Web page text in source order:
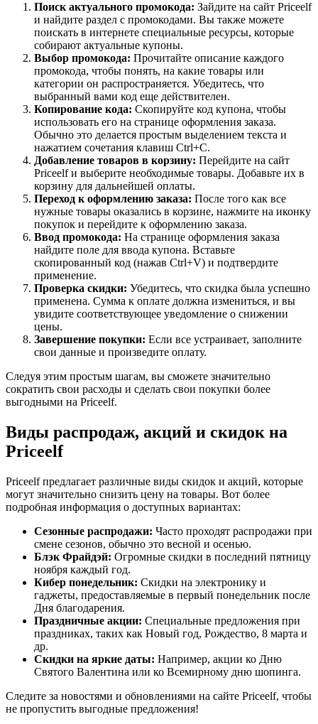
Поиск актуального промокода: Зайдите на сайт Priceelf
и найдите раздел с промокодами. Вы также можете
поискать в интернете специальные ресурсы, которые
собирают актуальные купоны.
Выбор промокода: Прочитайте описание каждого
промокода, чтобы понять, на какие товары или
категории он распространяется. Убедитесь, что
выбранный вами код еще действителен.
Копирование кода: Скопируйте код купона, чтобы
использовать его на странице оформления заказа.
Обычно это делается простым выделением текста и
нажатием сочетания клавиш Ctrl+C.
Добавление товаров в корзину: Перейдите на сайт
Priceelf и выберите необходимые товары. Добавьте их в
корзину для дальнейшей оплаты.
Переход к оформлению заказа: После того как все
нужные товары оказались в корзине, нажмите на иконку
покупок и перейдите к оформлению заказа.
Ввод промокода: На странице оформления заказа
найдите поле для ввода купона. Вставьте
скопированный код (нажав Ctrl+V) и подтвердите
применение.
Проверка скидки: Убедитесь, что скидка была успешно
применена. Сумма к оплате должна измениться, и вы
увидите соответствующее уведомление о снижении
цены.
Завершение покупки: Если все устраивает, заполните
свои данные и произведите оплату.
Следуя этим простым шагам, вы сможете значительно
сократить свои расходы и сделать свои покупки более
выгодными на Priceelf.
Виды распродаж, акций и скидок на
Priceelf
Priceelf предлагает различные виды скидок и акций, которые
могут значительно снизить цену на товары. Вот более
подробная информация о доступных вариантах:
Сезонные распродажи: Часто проходят распродажи при
смене сезонов, обычно это весной и осенью.
Блэк Фрайдэй: Огромные скидки в последний пятницу
ноября каждый год.
Кибер понедельник: Скидки на электронику и
гаджеты, предоставляемые в первый понедельник после
Дня благодарения.
Праздничные акции: Специальные предложения при
праздниках, таких как Новый год, Рождество, 8 марта и
др.
Скидки на яркие даты: Например, акции ко Дню
Святого Валентина или ко Всемирному дню шопинга.
Следите за новостями и обновлениями на сайте Priceelf, чтобы
не пропустить выгодные предложения!